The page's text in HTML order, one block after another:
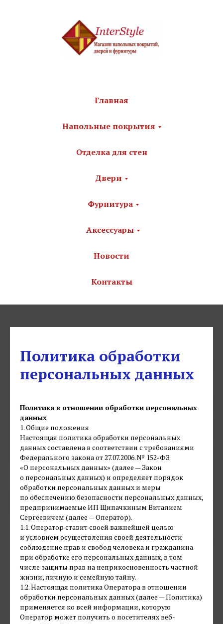
Главная
Напольные покрытия
Отделка для стен
Двери
Фурнитура
Аксессуары
Новости
Контакты
Политика обработки
персональных данных
Политика в отношении обработки персональных
данных
1. Общие положения
Настоящая политика обработки персональных
данных составлена в соответствии с требованиями
Федерального закона от 27.07.2006. № 152-ФЗ
«О персональных данных» (далее — Закон
о персональных данных) и определяет порядок
обработки персональных данных и меры
по обеспечению безопасности персональных данных,
предпринимаемые ИП Щипачкиным Виталием
Сергеевичем (далее — Оператор).
1.1. Оператор ставит своей важнейшей целью
и условием осуществления своей деятельности
соблюдение прав и свобод человека и гражданина
при обработке его персональных данных, в том
числе защиты прав на неприкосновенность частной
жизни, личную и семейную тайну.
1.2. Настоящая политика Оператора в отношении
обработки персональных данных (далее — Политика)
применяется ко всей информации, которую
Оператор может получить о посетителях веб-